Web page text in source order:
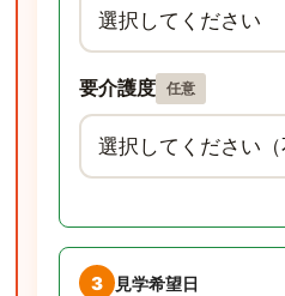
要介護度 任意
3 見学希望日